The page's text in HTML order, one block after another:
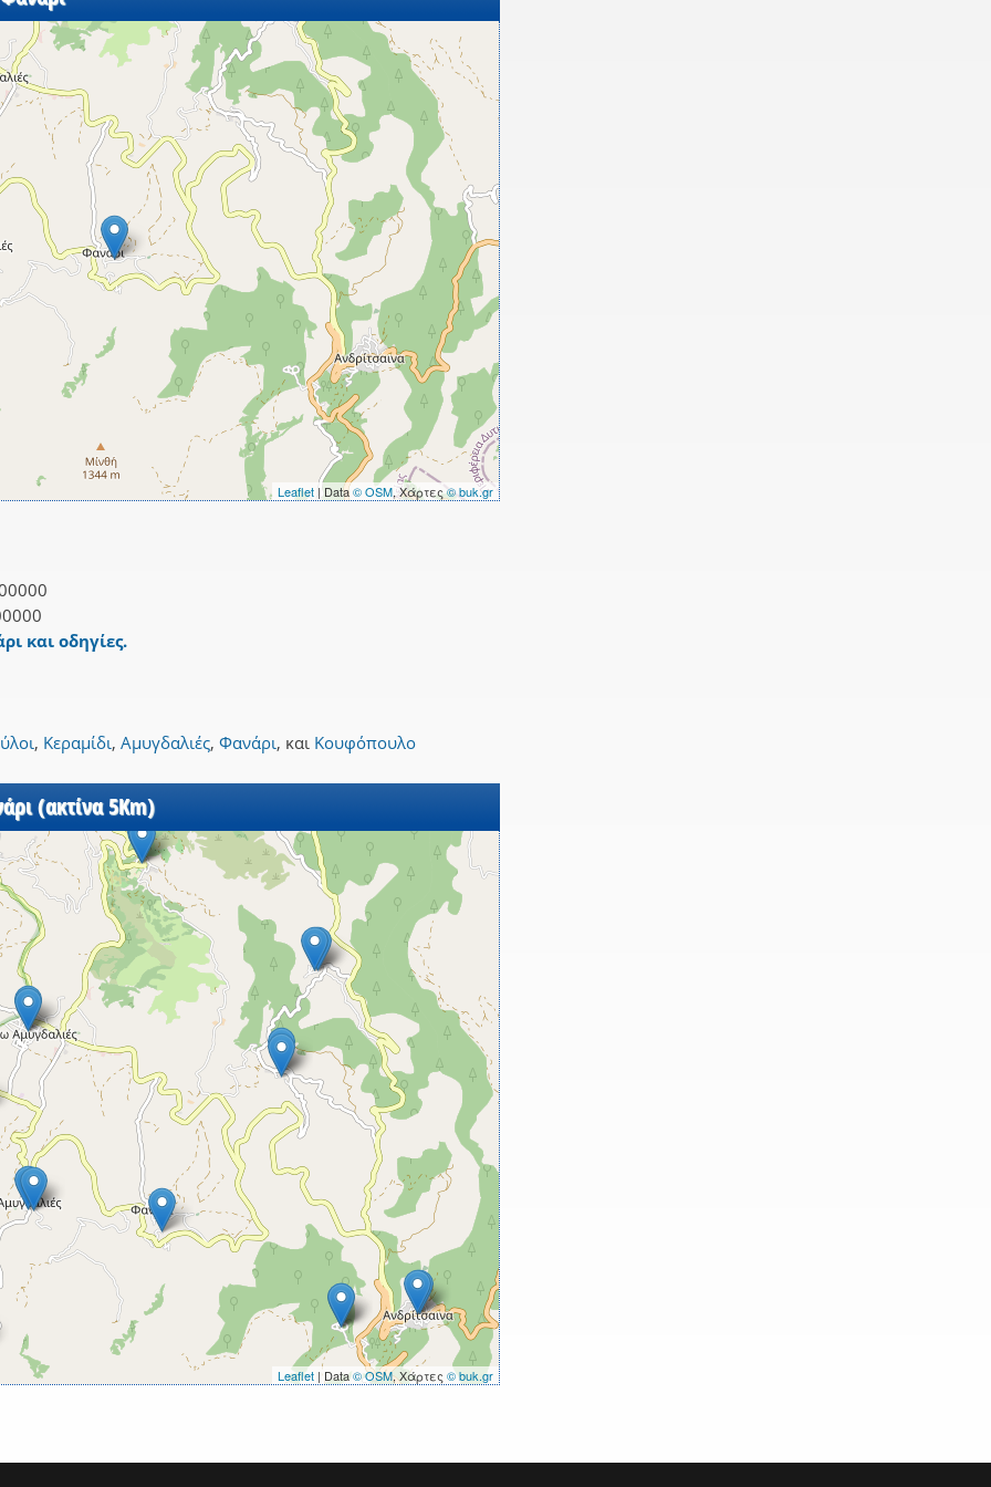
Leaflet| Data© OSM, Χάρτες© buk.gr
και οδηγίες.
, Κεραμίδι, Αμυγδαλιές, Φανάρι, και Κουφόπουλο
(ακτίνα 5Km)
Leaflet| Data© OSM, Χάρτες © buk.gr